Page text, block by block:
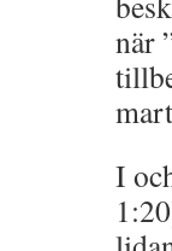
när
I